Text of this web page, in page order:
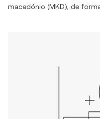
macedónio (MKD), de